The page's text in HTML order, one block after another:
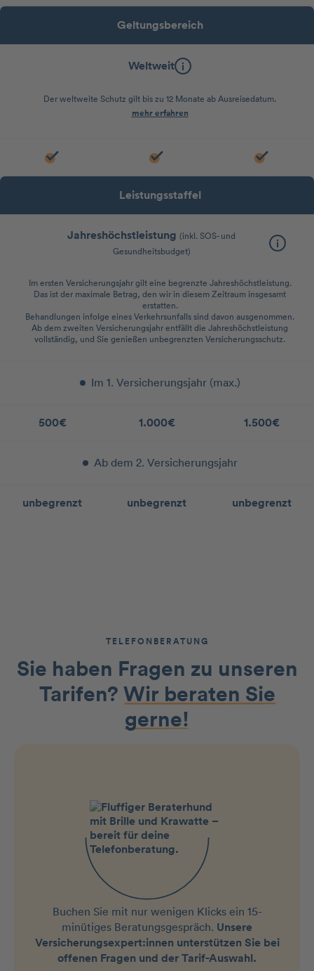
Geltungsbereich
Weltweit
Der weltweite Schutz gilt bis zu 12 Monate ab Ausreisedatum.
mehr erfahren
Leistungsstaffel
Jahreshöchstleistung (inkl. SOS- und
Gesundheitsbudget)
Im ersten Versicherungsjahr gilt eine begrenzte Jahreshöchstleistung.
Das ist der maximale Betrag, den wir in diesem Zeitraum insgesamt
erstatten.
Behandlungen infolge eines Verkehrsunfalls sind davon ausgenommen.
Ab dem zweiten Versicherungsjahr entfällt die Jahreshöchstleistung
vollständig, und Sie genießen unbegrenzten Versicherungsschutz.
Im 1. Versicherungsjahr (max.)
500€ 1.000€ 1.500€
Ab dem 2. Versicherungsjahr
unbegrenzt unbegrenzt unbegrenzt
TELEFONBERATUNG
Sie haben Fragen zu unseren
Tarifen? Wir beraten Sie
gerne!
Buchen Sie mit nur wenigen Klicks ein 15-
minütiges Beratungsgespräch. Unsere
Versicherungsexpert:innen unterstützen Sie bei
offenen Fragen und der Tarif-Auswahl.